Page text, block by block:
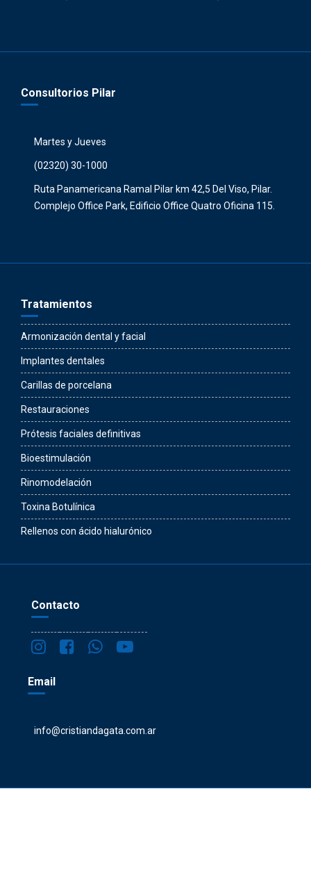
Consultorios Pilar
Martes y Jueves
(02320) 30-1000
Ruta Panamericana Ramal Pilar km 42,5 Del Viso, Pilar.
Complejo Office Park, Edificio Office Quatro Oficina 115.
Tratamientos
Armonización dental y facial
Implantes dentales
Carillas de porcelana
Restauraciones
Prótesis faciales definitivas
Bioestimulación
Rinomodelación
Toxina Botulínica
Rellenos con ácido hialurónico
Contacto
Email
info@cristiandagata.com.ar